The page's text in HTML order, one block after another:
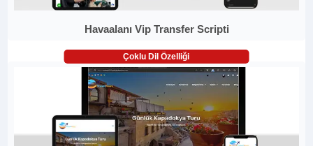
Havaalanı Vip Transfer Scripti
Çoklu Dil Özelliği